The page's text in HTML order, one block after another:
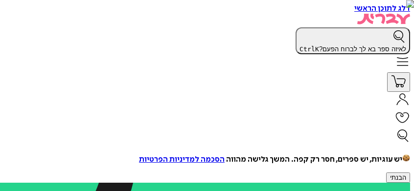
דלג לתוכן הראשי
לאיזה ספר בא לך לברוח הפעם? CtrlK
יש עוגיות, יש ספרים, חסר רק קפה. המשך גלישה מהווה הסכמה למדיניות הפרטיות
הבנתי